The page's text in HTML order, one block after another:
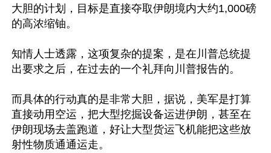
大胆的计划，目标是直接夺取伊朗境内大约1,000磅
的高浓缩铀。
知情人士透露，这项复杂的提案，是在川普总统提
出要求之后，在过去的一个礼拜向川普报告的。
而具体的行动真的是非常大胆，据说，美军是打算
直接动用空运，把大型挖掘设备运进伊朗，甚至在
伊朗现场去盖跑道，好让大型货运飞机能把这些放
射性物质通通运走。